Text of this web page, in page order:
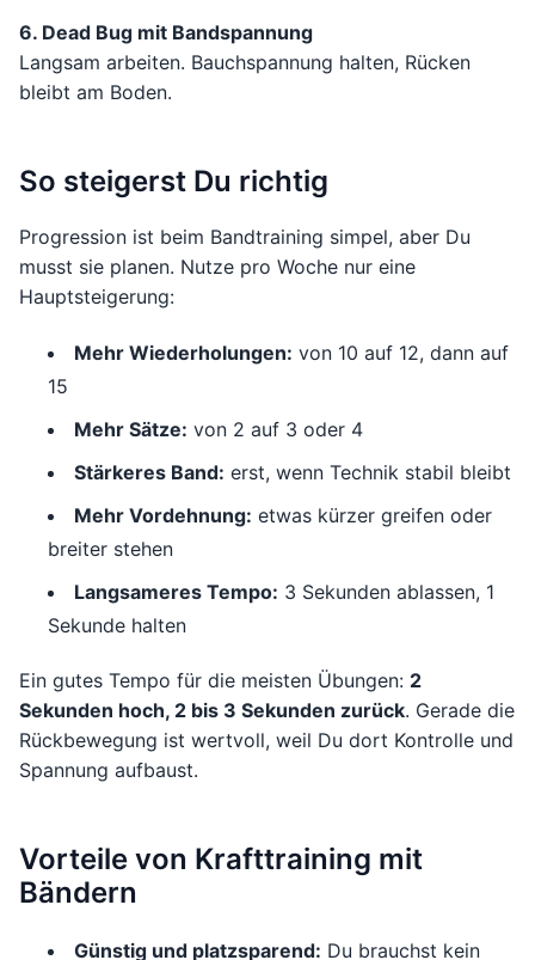
6. Dead Bug mit Bandspannung
Langsam arbeiten. Bauchspannung halten, Rücken
bleibt am Boden.
So steigerst Du richtig
Progression ist beim Bandtraining simpel, aber Du
musst sie planen. Nutze pro Woche nur eine
Hauptsteigerung:
Mehr Wiederholungen: von 10 auf 12, dann auf
15
Mehr Sätze: von 2 auf 3 oder 4
Stärkeres Band: erst, wenn Technik stabil bleibt
Mehr Vordehnung: etwas kürzer greifen oder
breiter stehen
Langsameres Tempo: 3 Sekunden ablassen, 1
Sekunde halten
Ein gutes Tempo für die meisten Übungen: 2
Sekunden hoch, 2 bis 3 Sekunden zurück. Gerade die
Rückbewegung ist wertvoll, weil Du dort Kontrolle und
Spannung aufbaust.
Vorteile von Krafttraining mit
Bändern
Günstig und platzsparend: Du brauchst kein